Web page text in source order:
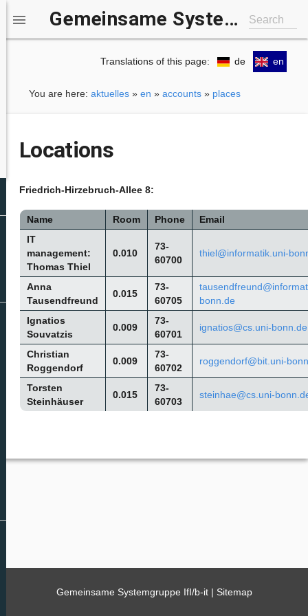
 Gemeinsame Systemgruppe IfI/b-it Search
Translations of this page: de en
You are here: aktuelles » en » accounts » places
Locations
Friedrich-Hirzebruch-Allee 8:
Name Room Phone
Email
IT
management:
Thomas Thiel
0.010
73-
60700
thiel@informatik.uni-
Anna
Tausendfreund
0.015
73-
60705
bonn.de
Ignatios
Souvatzis
0.009
73-
60701
ignatios@cs.uni-bonn.de
Christian
Roggendorf
0.009
73-
60702
roggendorf@bit.uni-
Torsten
Steinhäuser
0.015
73-
60703
steinhae@cs.uni-
Gemeinsame Systemgruppe IfI/b-it | Sitemap